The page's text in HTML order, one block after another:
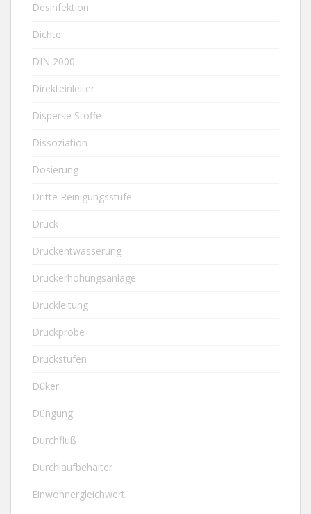
Desinfektion
Dichte
DIN 2000
Direkteinleiter
Disperse Stoffe
Dissoziation
Dosierung
Dritte Reinigungsstufe
Druck
Druckentwässerung
Druckerhöhungsanlage
Druckleitung
Druckprobe
Druckstufen
Düker
Düngung
Durchfluß
Durchlaufbehälter
Einwohnergleichwert